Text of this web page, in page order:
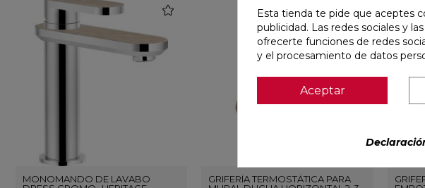
MONOMANDO DE LAVABO
GRIFERÍA TERMOSTÁTICA PARA
favorite
Esta tienda te pide que aceptes
publicidad. Las redes sociales y
ofrecerte funciones de redes
y el procesamiento de datos
Aceptar